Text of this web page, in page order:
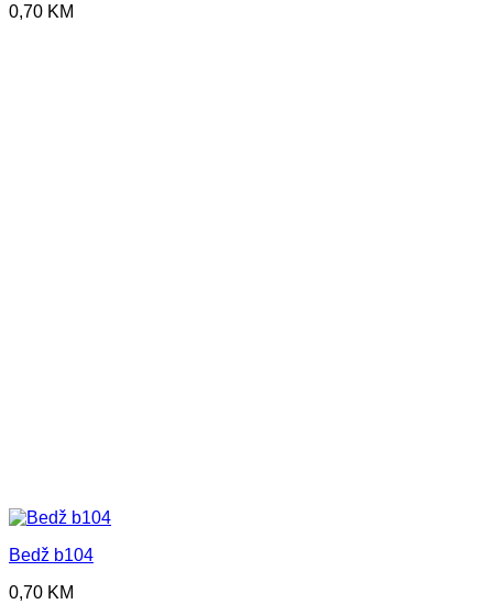
0,70 KM
Bedž b104
0,70 KM